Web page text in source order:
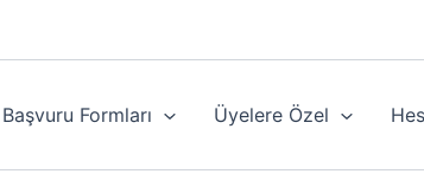
Başvuru Formları Üyelere Özel